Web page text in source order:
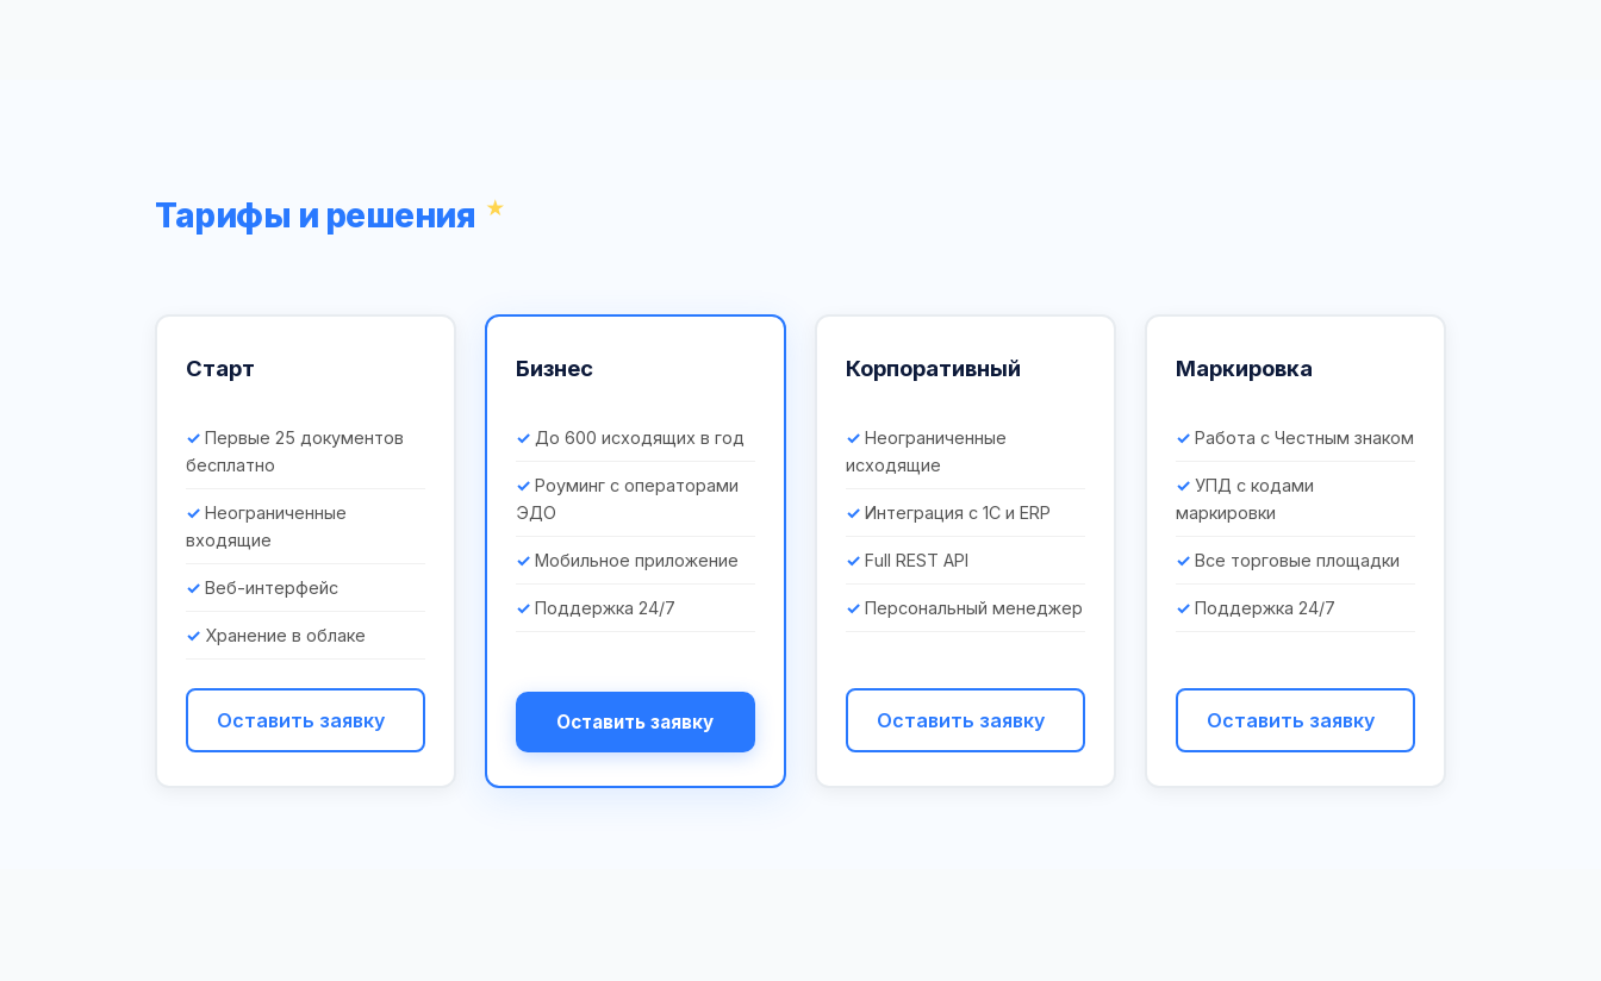
Тарифы и решения
Старт
Первые 25 документов
бесплатно
Неограниченные
входящие
Веб-интерфейс
Хранение в облаке
Оставить заявку
Бизнес
До 600 исходящих в год
Роуминг с операторами
ЭДО
Мобильное приложение
Поддержка 24/7
Оставить заявку
Корпоративный
Неограниченные
исходящие
Интеграция с 1С и ERP
Full REST API
Персональный менеджер
Оставить заявку
Маркировка
Работа с Честным знаком
УПД с кодами
маркировки
Все торговые площадки
Поддержка 24/7
Оставить заявку